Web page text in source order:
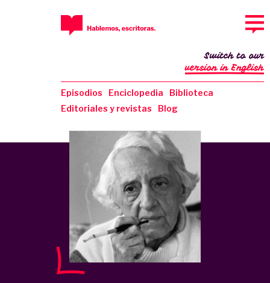
Episodios Enciclopedia
Biblioteca
Editoriales y revistas
Blog
Switch to our
version in English